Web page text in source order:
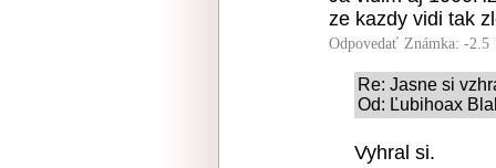
ze kazdy vidi tak
Odpovedať Známka: -2.5
Re: Jasne si
Od: Ľubihoax
Vyhral si.